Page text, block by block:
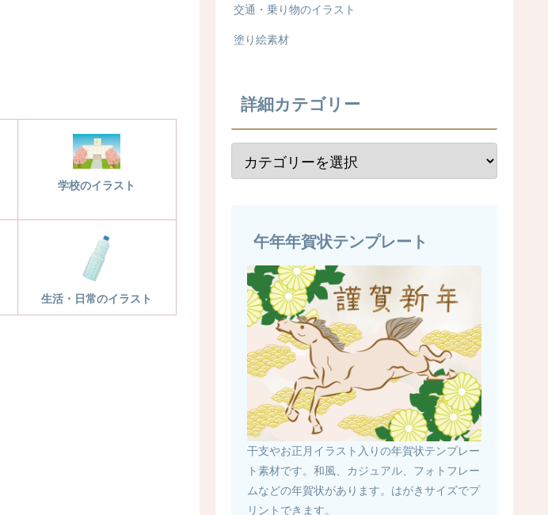
学校のイラスト
生活・日常のイラスト
交通・乗り物のイラスト
塗り絵素材
詳細カテゴリー
午年年賀状テンプレート
干支やお正月イラスト入りの年賀状テンプレー
ト素材です。和風、カジュアル、フォトフレー
ムなどの年賀状があります。はがきサイズでプ
リントできます。